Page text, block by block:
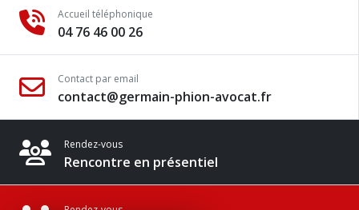
Accueil téléphonique
04 76 46 00 26
Contact par email
contact@germain-phion-avocat.fr
Rendez-vous
Rencontre en présentiel